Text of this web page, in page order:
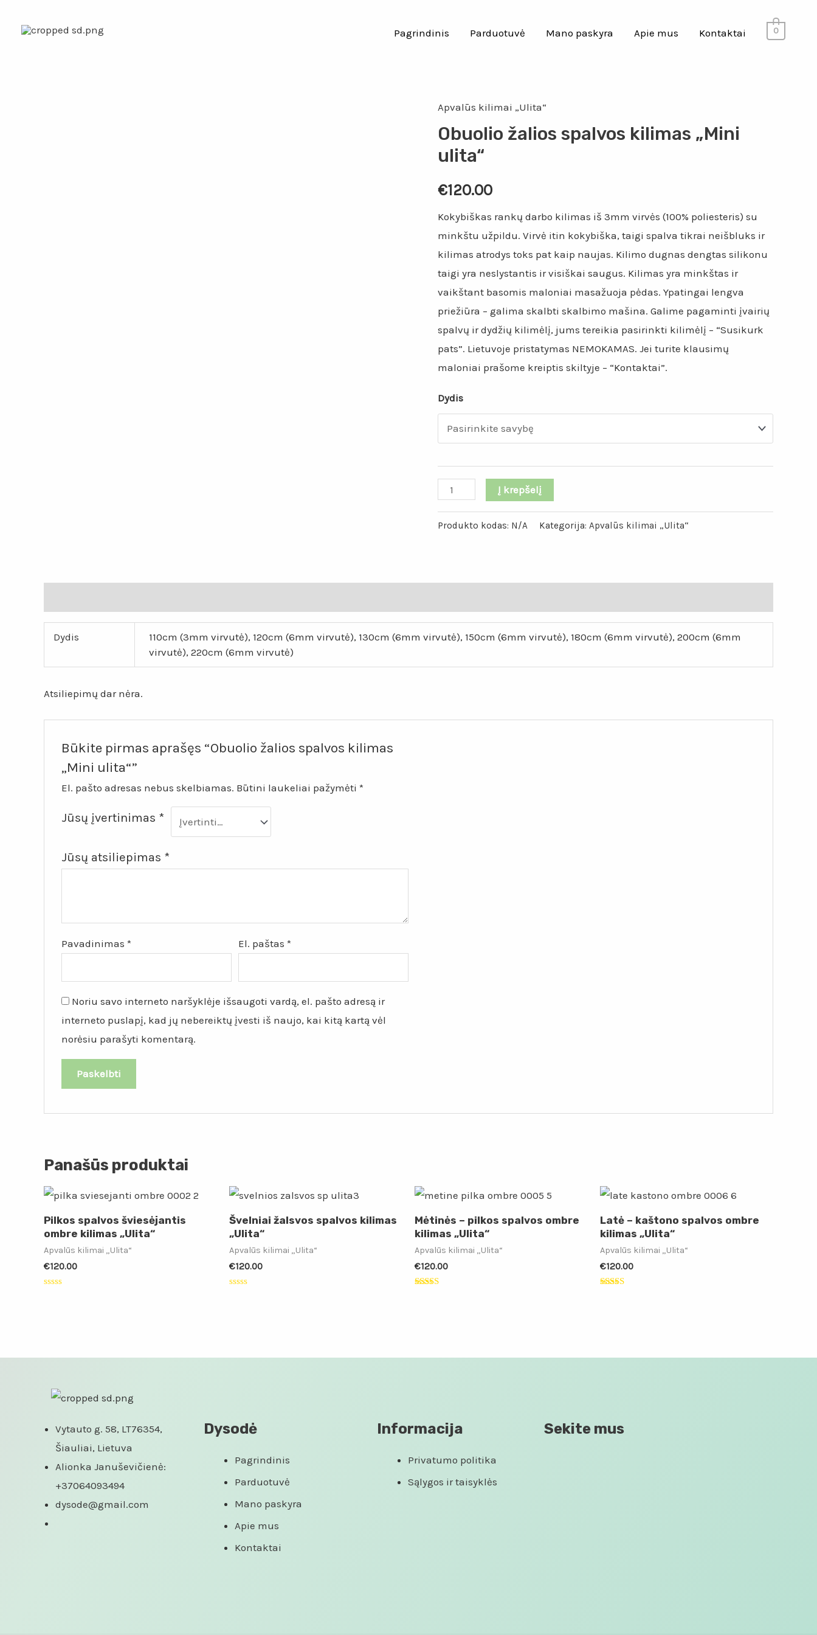
Pagrindinis Parduotuvė Mano paskyra Apie mus Kontaktai 0
Apvalūs kilimai „Ulita“
Obuolio žalios spalvos kilimas „Mini
ulita“
€120.00
Kokybiškas rankų darbo kilimas iš 3mm virvės (100% poliesteris) su
minkštu užpildu. Virvė itin kokybiška, taigi spalva tikrai neišbluks ir
kilimas atrodys toks pat kaip naujas. Kilimo dugnas dengtas silikonu
taigi yra neslystantis ir visiškai saugus. Kilimas yra minkštas ir
vaikštant basomis maloniai masažuoja pėdas. Ypatingai lengva
priežiūra – galima skalbti skalbimo mašina. Galime pagaminti įvairių
spalvų ir dydžių kilimėlį, jums tereikia pasirinkti kilimėlį – “Susikurk
pats”. Lietuvoje pristatymas NEMOKAMAS. Jei turite klausimų
maloniai prašome kreiptis skiltyje – “Kontaktai”.
Dydis
Į krepšelį
Produkto kodas: N/A Kategorija: Apvalūs kilimai „Ulita“
Dydis
110cm (3mm virvutė), 120cm (6mm virvutė), 130cm (6mm virvutė), 150cm (6mm virvutė), 180cm (6mm virvutė), 200cm (6mm
virvutė), 220cm (6mm virvutė)
Atsiliepimų dar nėra.
Būkite pirmas aprašęs “Obuolio žalios spalvos kilimas
„Mini ulita“”
El. pašto adresas nebus skelbiamas. Būtini laukeliai pažymėti*
Jūsų įvertinimas *
Jūsų atsiliepimas *
Pavadinimas* El. paštas*
Noriu savo interneto naršyklėje išsaugoti vardą, el. pašto adresą ir
interneto puslapį, kad jų nebereiktų įvesti iš naujo, kai kitą kartą vėl
norėsiu parašyti komentarą.
Panašūs produktai
Pilkos spalvos šviesėjantis
ombre kilimas „Ulita“
Apvalūs kilimai „Ulita“
€120.00
Švelniai žalsvos spalvos kilimas
„Ulita“
Apvalūs kilimai „Ulita“
€120.00
Mėtinės – pilkos spalvos ombre
kilimas „Ulita“
Apvalūs kilimai „Ulita“
€120.00
Latė – kaštono spalvos ombre
kilimas „Ulita“
Apvalūs kilimai „Ulita“
€120.00
Vytauto g. 58, LT76354,
Šiauliai, Lietuva
Alionka Januševičienė:
+37064093494
dysode@gmail.com
Dysodė
Pagrindinis
Parduotuvė
Mano paskyra
Apie mus
Kontaktai
Informacija
Privatumo politika
Sąlygos ir taisyklės
Sekite mus